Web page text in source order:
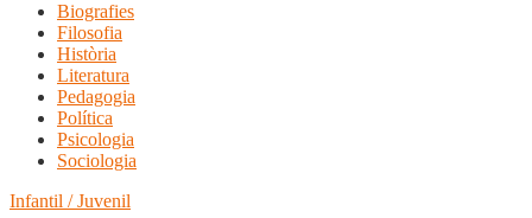
Biografies
Filosofia
Història
Literatura
Pedagogia
Política
Psicologia
Sociologia
Infantil / Juvenil